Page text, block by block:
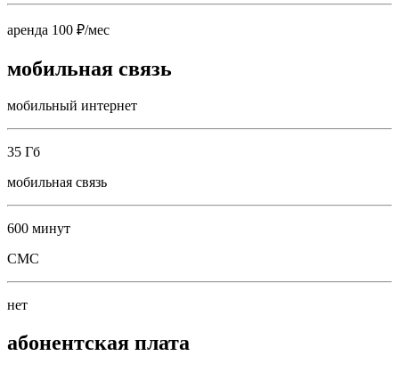
аренда 100 ₽/мес
мобильная связь
мобильный интернет
35 Гб
мобильная связь
600 минут
СМС
нет
абонентская плата